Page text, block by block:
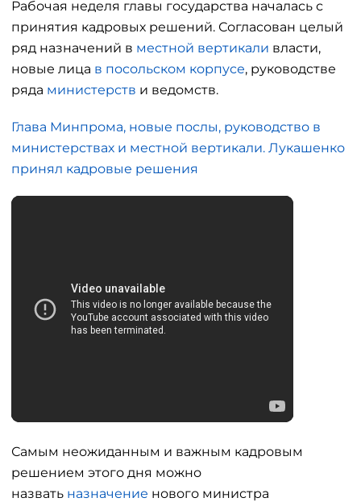
Рабочая неделя главы государства началась с
принятия кадровых решений. Согласован целый
ряд назначений в местной вертикали власти,
новые лица в посольском корпусе, руководстве
ряда министерств и ведомств.
Глава Минпрома, новые послы, руководство в
министерствах и местной вертикали. Лукашенко
принял кадровые решения
Самым неожиданным и важным кадровым
решением этого дня можно
назвать назначение нового министра